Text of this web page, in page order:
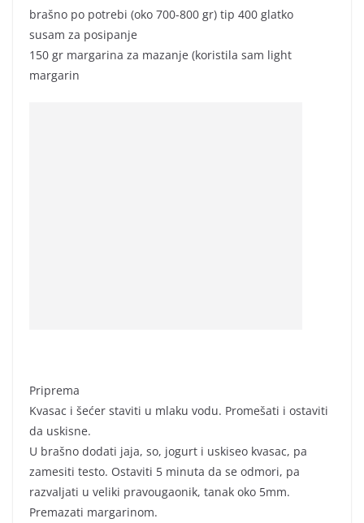
brašno po potrebi (oko 700-800 gr) tip 400 glatko
susam za posipanje
150 gr margarina za mazanje (koristila sam light
margarin
Priprema
Kvasac i šećer staviti u mlaku vodu. Promešati i ostaviti
da uskisne.
U brašno dodati jaja, so, jogurt i uskiseo kvasac, pa
zamesiti testo. Ostaviti 5 minuta da se odmori, pa
razvaljati u veliki pravougaonik, tanak oko 5mm.
Premazati margarinom.